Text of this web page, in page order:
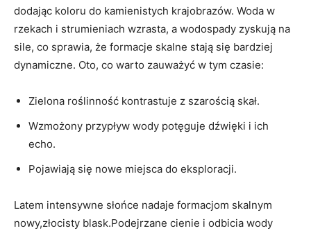
dodając koloru do kamienistych krajobrazów. Woda w
rzekach i strumieniach wzrasta, a wodospady zyskują na
sile, co sprawia, że formacje skalne stają się bardziej
dynamiczne. Oto, co warto zauważyć w tym czasie:
Zielona roślinność kontrastuje z szarością skał.
Wzmożony przypływ wody potęguje dźwięki i ich
echo.
Pojawiają się nowe miejsca do eksploracji.
Latem intensywne słońce nadaje formacjom skalnym
nowy,złocisty blask.Podejrzane cienie i odbicia wody